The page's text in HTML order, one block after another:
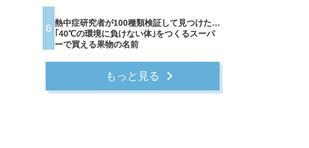
6 熱中症研究者が100種類検証して見つけた…
｢40℃の環境に負けない体｣をつくるスーパ
ーで買える果物の名前
もっと見る